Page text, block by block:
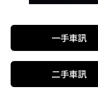
一手車訊
二手車訊